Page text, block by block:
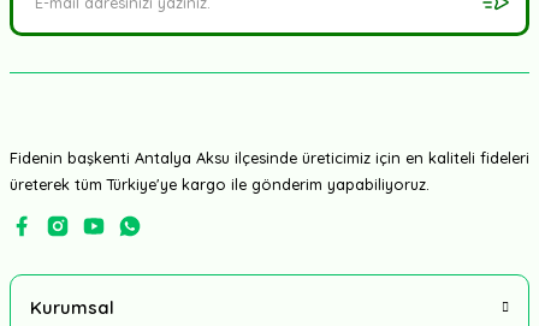
Fidenin başkenti Antalya Aksu ilçesinde üreticimiz için en kaliteli fideleri
üreterek tüm Türkiye'ye kargo ile gönderim yapabiliyoruz.
Kurumsal